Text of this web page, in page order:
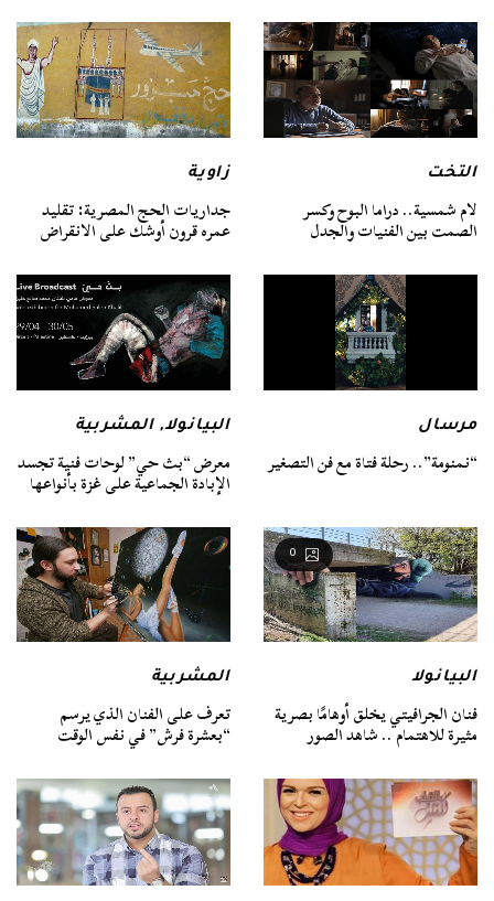
التخت
لام شمسية.. دراما البوح وكسر
الصمت بين الفنيات والجدل
زاوية
جداريات الحج المصرية: تقليد
عمره قرون أوشك على الانقراض
مرسال
“نمنومة”.. رحلة فتاة مع فن التصغير
البيانولا,المشربية
معرض “بث حي” لوحات فنية تجسد
الإبادة الجماعية على غزة بأنواعها
0
البيانولا
فنان الجرافيتي يخلق أوهامًا بصرية
مثيرة للاهتمام .. شاهد الصور
المشربية
تعرف على الفنان الذي يرسم
“بعشرة فرش” في نفس الوقت